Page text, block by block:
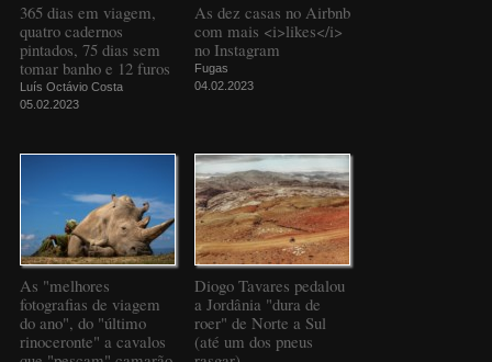
365 dias em viagem,
quatro cadernos
pintados, 75 dias sem
tomar banho e 12 furos
Luís Octávio Costa
05.02.2023
As dez casas no Airbnb
com mais <i>likes</i>
no Instagram
Fugas
04.02.2023
As "melhores
fotografias de viagem
do ano", do "último
rinoceronte" a cavalos
Diogo Tavares pedalou
a Jordânia "dura de
roer" de Norte a Sul
(até um dos pneus